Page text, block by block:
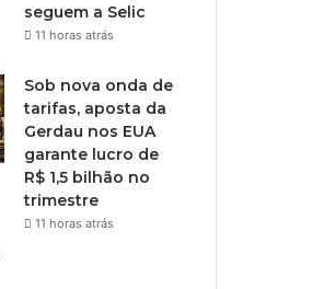
seguem a Selic
11 horas atrás
Sob nova onda de
tarifas, aposta da
Gerdau nos EUA
garante lucro de
R$ 1,5 bilhão no
trimestre
11 horas atrás